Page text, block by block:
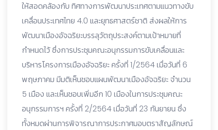
ให้สอดคล้องกับ ทิศทางการพัฒนาประเทศตามแนวทางขับ
เคลื่อนประเทศไทย 4.0 และยุทธศาสตร์ชาติ ส่งผลให้การ
พัฒนาเมืองอัจฉริยะบรรลุวัตถุประสงค์ตามเป้าหมายที่
กำหนดไว้ ซึ่งการประชุมคณะอนุกรรมการขับเคลื่อนและ
บริหารโครงการเมืองอัจฉริยะ ครั้งที่ 1/2564 เมื่อวันที่ 6
พฤษภาคม มีมติเห็นชอบแผนพัฒนาเมืองอัจฉริยะ จำนวน
5 เมือง และเห็นชอบเพิ่มอีก 10 เมืองในการประชุมคณะ
อนุกรรมการฯ ครั้งที่ 2/2564 เมื่อวันที่ 23 กันยายน ซึ่ง
ทั้งหมดผ่านการพิจารณาการประกาศมอบตราสัญลักษณ์